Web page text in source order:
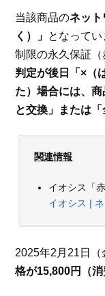
当該商品のネッ
く）」 となって
制限の永久保証（
判定が後日「×（
た）場合には、
と交換」または「
関連情報
イオシス「
イオシス |
2025年2月21日（
格が15,800円（消